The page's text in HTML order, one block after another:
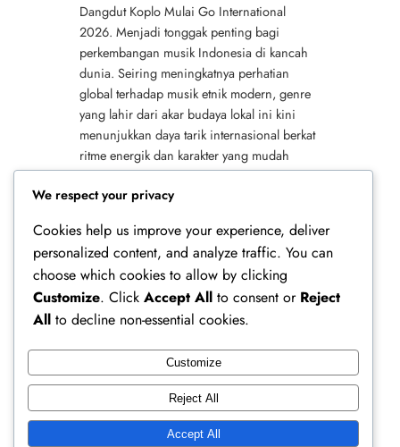
Dangdut Koplo Mulai Go International
2026. Menjadi tonggak penting bagi
perkembangan musik Indonesia di kancah
dunia. Seiring meningkatnya perhatian
global terhadap musik etnik modern, genre
yang lahir dari akar budaya lokal ini kini
menunjukkan daya tarik internasional berkat
ritme energik dan karakter yang mudah
diterima. Tidak hanya itu, eksposur digital
yang semakin luas membuat perlahan…
Ferry Doedens | Public Figure, Actor & Creative
Profile
We respect your privacy
Cookies help us improve your experience, deliver
personalized content, and analyze traffic. You can
choose which cookies to allow by clicking
Customize. Click Accept All to consent or Reject
All to decline non-essential cookies.
Customize
Reject All
Accept All